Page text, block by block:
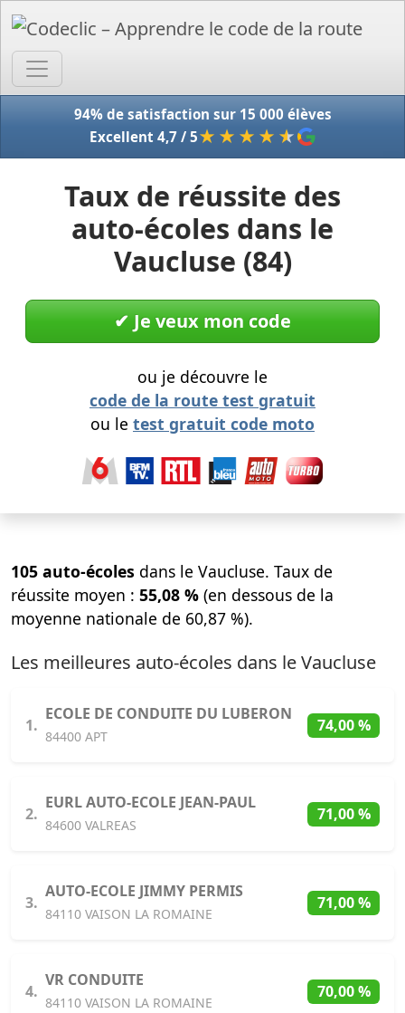
94% de satisfaction sur 15 000 élèves
Excellent 4,7 / 5★★★★ ★
Taux de réussite des
auto-écoles dans le
Vaucluse (84)
✔︎ Je veux mon code
ou je découvre le
code de la route test gratuit
ou le test gratuit code moto
105 auto-écoles dans le Vaucluse. Taux de
réussite moyen : 55,08 % (en dessous de la
moyenne nationale de 60,87 %).
Les meilleures auto-écoles dans le Vaucluse
1.
ECOLE DE CONDUITE DU LUBERON
84400 APT
74,00 %
2.
EURL AUTO-ECOLE JEAN-PAUL
84600 VALREAS
71,00 %
3.
AUTO-ECOLE JIMMY PERMIS
84110 VAISON LA ROMAINE
71,00 %
4.
VR CONDUITE
84110 VAISON LA ROMAINE
70,00 %